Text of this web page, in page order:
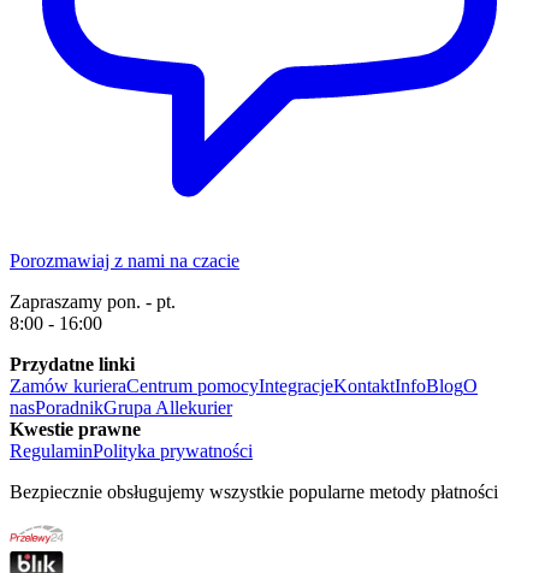
Porozmawiaj z nami na czacie
Zapraszamy pon. - pt.
8:00 - 16:00
Przydatne linki
Zamów kurieraCentrum pomocyIntegracjeKontaktInfoBlogO
nasPoradnikGrupa Allekurier
Kwestie prawne
RegulaminPolityka prywatności
Bezpiecznie obsługujemy wszystkie popularne metody płatności